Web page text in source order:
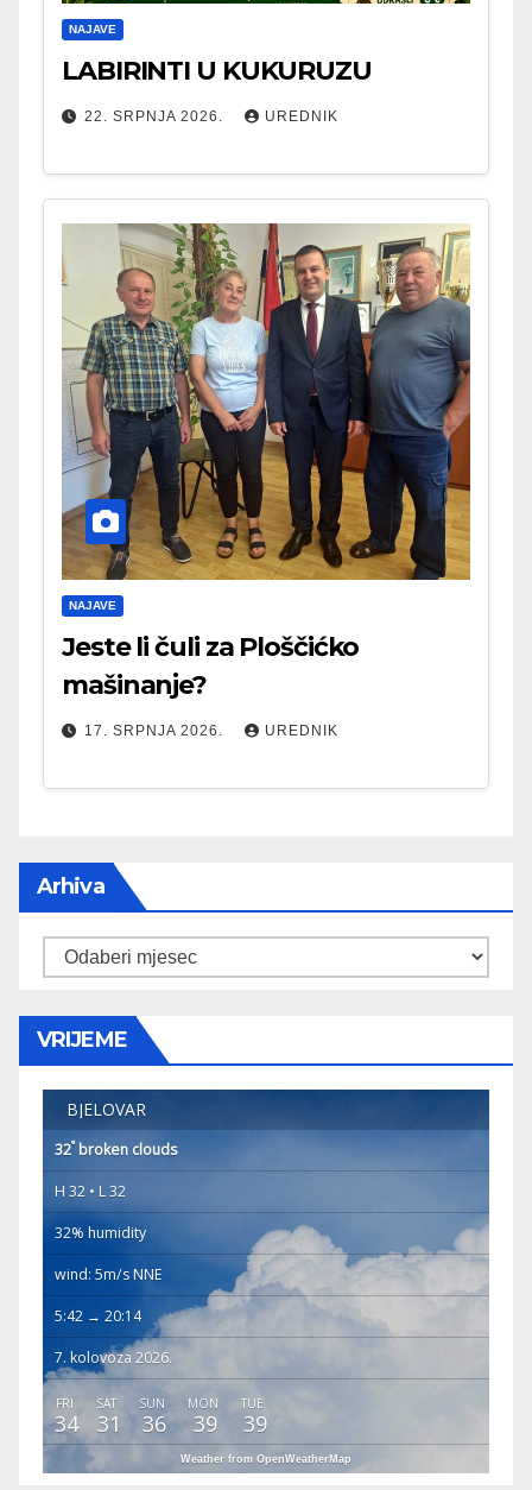
NAJAVE
LABIRINTI U KUKURUZU
22. SRPNJA 2026. UREDNIK
NAJAVE
Jeste li čuli za Ploščićko
mašinanje?
17. SRPNJA 2026. UREDNIK
Arhiva
Arhiva
VRIJEME
BJELOVAR
32°broken clouds
H 32 • L 32
32% humidity
wind: 5m/s NNE
5:42 → 20:14
7. kolovoza 2026.
FRI
34
SAT
31
SUN
36
MON
39
TUE
39
Weather from OpenWeatherMap